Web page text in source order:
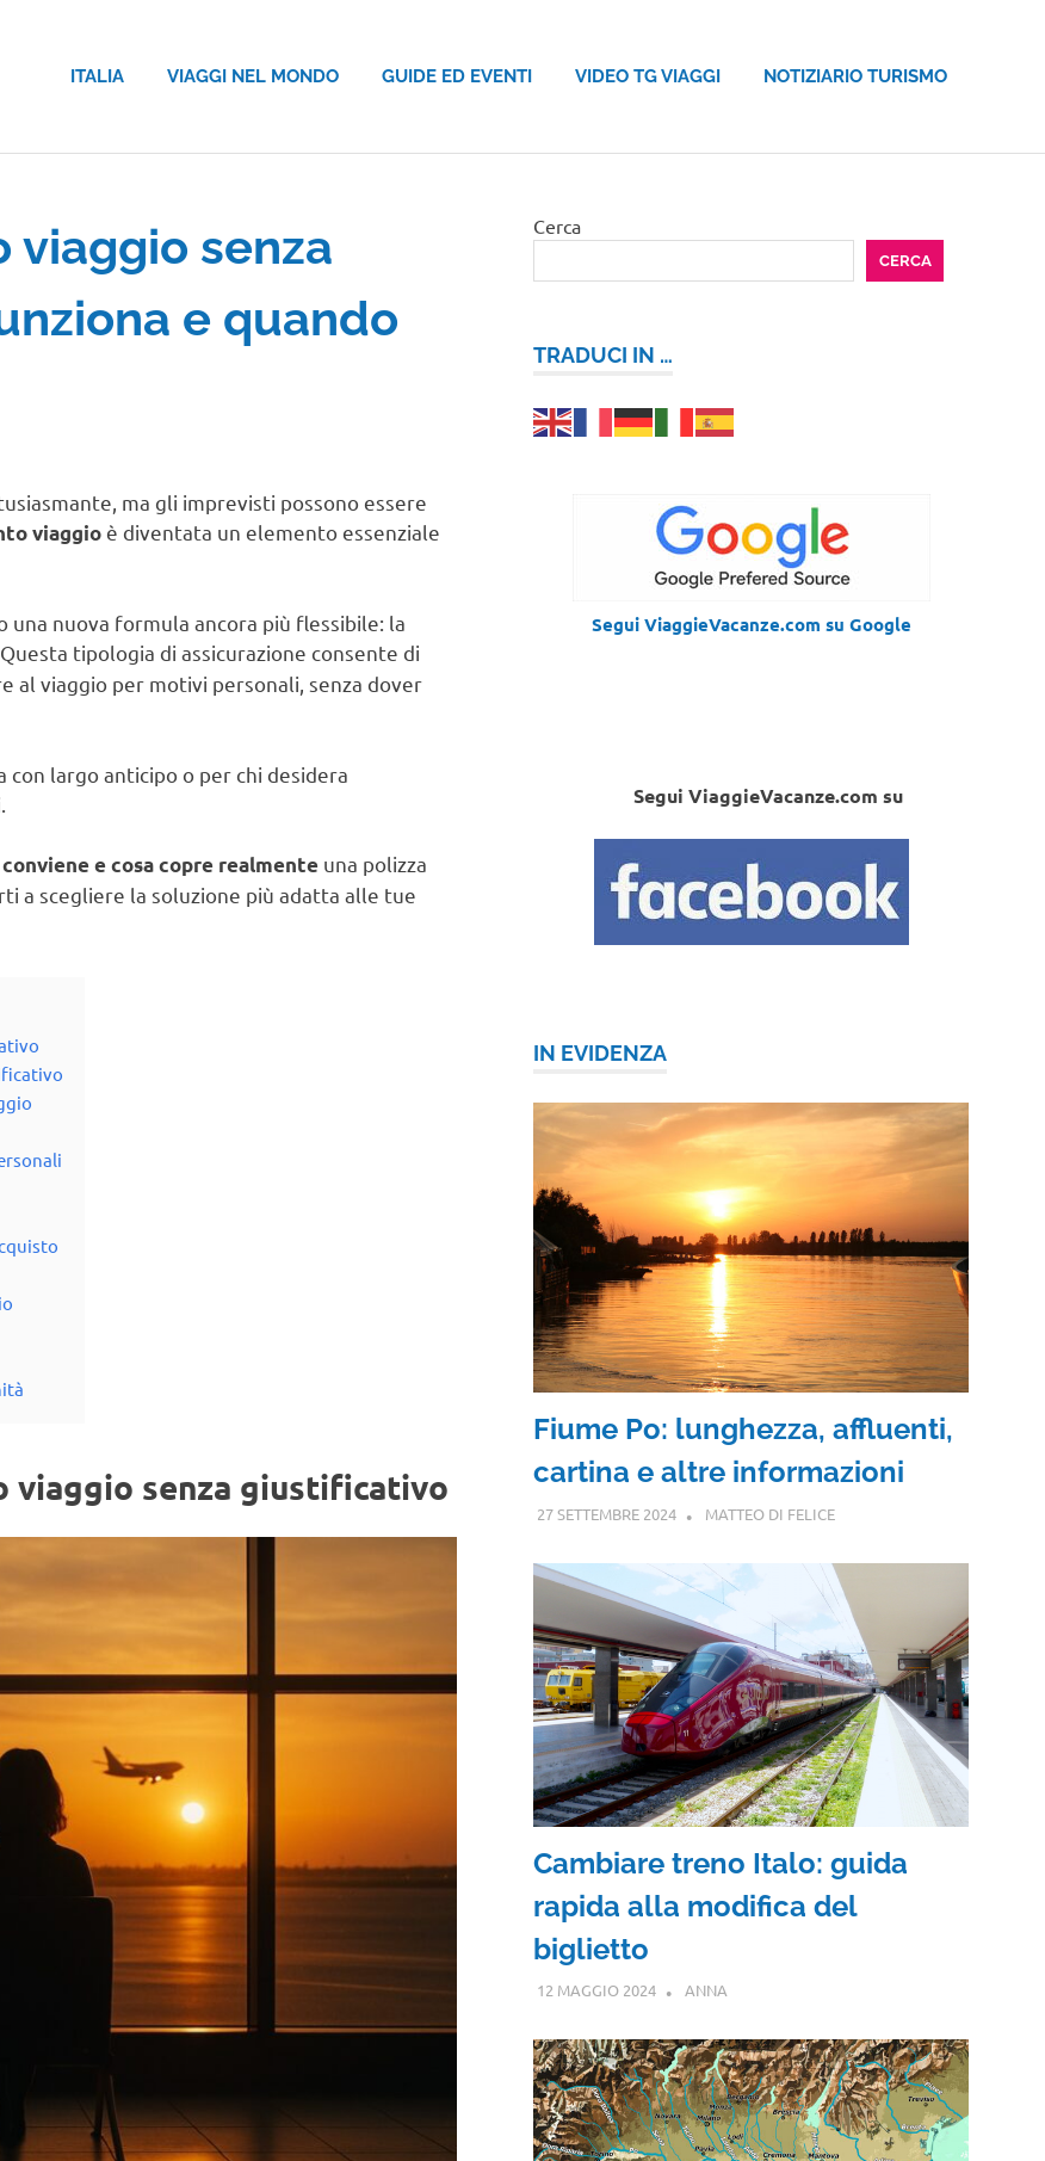
ITALIA VIAGGI NEL MONDO GUIDE ED EVENTI VIDEO TG VIAGGI NOTIZIARIO TURISMO
viaggio senza
e quando
ma gli imprevisti possono essere
viaggio è diventata un elemento essenziale
nuova formula ancora più flessibile: la
tipologia di assicurazione consente di
al viaggio per motivi personali, senza dover
largo anticipo o per chi desidera
e cosa copre realmente una polizza
a scegliere la soluzione più adatta alle tue
viaggio senza giustificativo
Cerca
CERCA
TRADUCI IN …
Segui ViaggieVacanze.com su Google
Segui ViaggieVacanze.com su
IN EVIDENZA
Fiume Po: lunghezza, affluenti,
cartina e altre informazioni
27 SETTEMBRE 2024 MATTEO DI FELICE
Cambiare treno Italo: guida
rapida alla modifica del
biglietto
12 MAGGIO 2024 ANNA